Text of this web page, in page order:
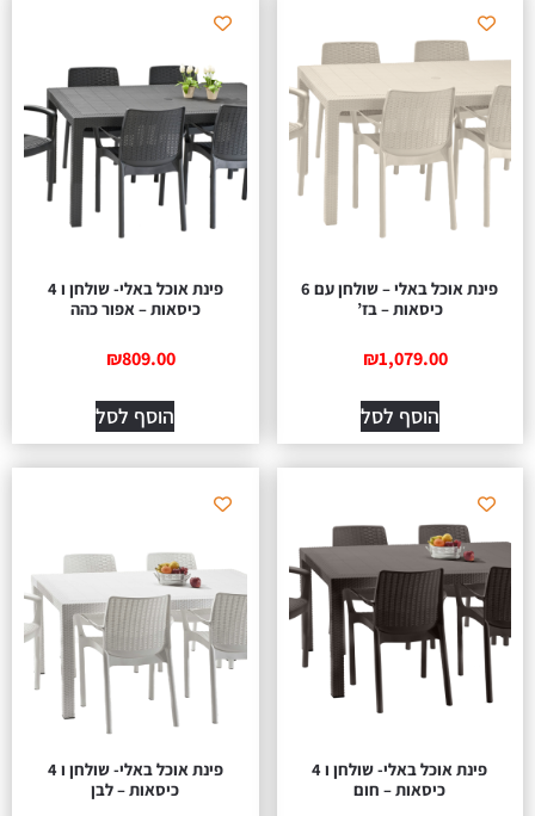
פינת אוכל באלי – שולחן עם 6
כיסאות – בז’
₪1,079.00
הוסף לסל
פינת אוכל באלי- שולחן ו 4
כיסאות – אפור כהה
₪809.00
הוסף לסל
פינת אוכל באלי- שולחן ו 4
כיסאות – חום
פינת אוכל באלי- שולחן ו 4
כיסאות – לבן